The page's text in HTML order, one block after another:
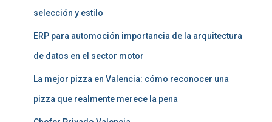
selección y estilo
ERP para automoción importancia de la arquitectura
de datos en el sector motor
La mejor pizza en Valencia: cómo reconocer una
pizza que realmente merece la pena